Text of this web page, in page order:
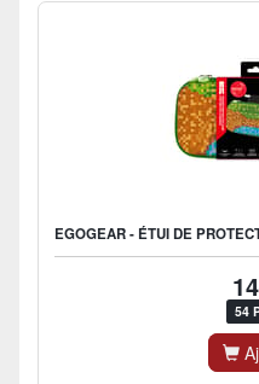
14
54